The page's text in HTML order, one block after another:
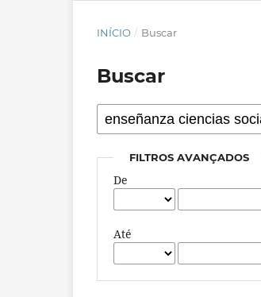
INÍCIO / Buscar
Buscar
FILTROS AVANÇADOS
De
Até